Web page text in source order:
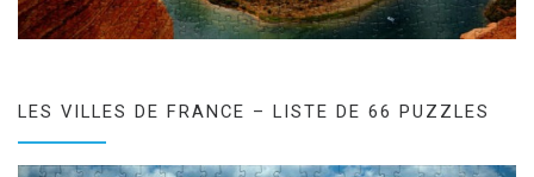
LES VILLES DE FRANCE – LISTE DE 66 PUZZLES